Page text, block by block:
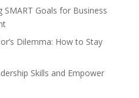
Goals for Business
Dilemma: How to Stay
Skills and Empower